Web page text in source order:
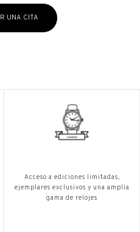
UNA CITA
Acceso a ediciones limitadas,
ejemplares exclusivos y una amplia
gama de relojes